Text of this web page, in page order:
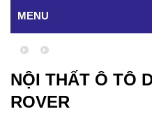
MENU
NỘI THẤT Ô TÔ
ROVER